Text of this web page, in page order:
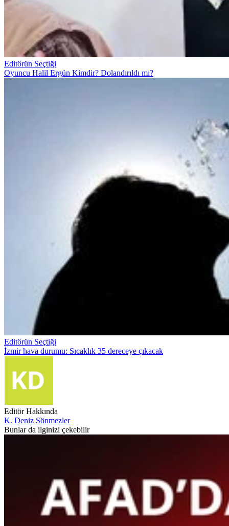
Editörün Seçtiği
Oyuncu Halil Ergün Kimdir? Dolandırıldı mı?
Editörün Seçtiği
İzmir hava durumu: Sıcaklık 35 dereceye çıkacak
Editör Hakkında
K. Deniz Sönmezler
Bunlar da ilginizi çekebilir